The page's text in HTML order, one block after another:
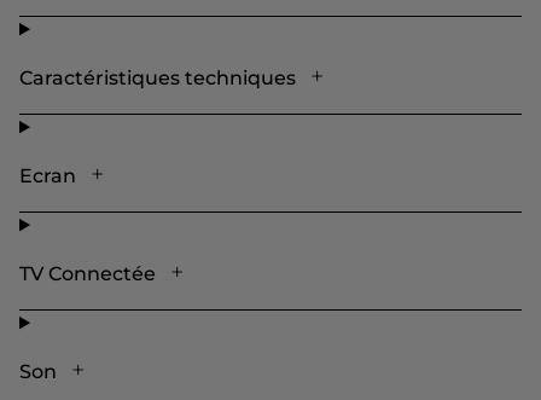
Caractéristiques techniques
Ecran
TV Connectée
Son